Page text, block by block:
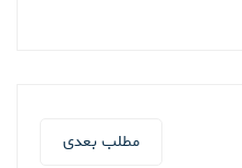
مطلب بعدی